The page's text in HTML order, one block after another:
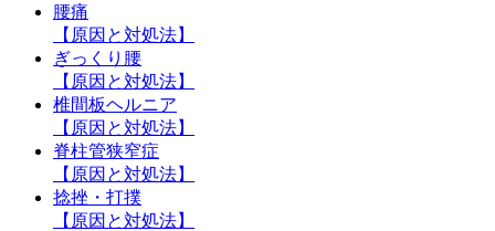
腰痛
【原因と対処法】
ぎっくり腰
【原因と対処法】
椎間板ヘルニア
【原因と対処法】
脊柱管狭窄症
【原因と対処法】
捻挫・打撲
【原因と対処法】